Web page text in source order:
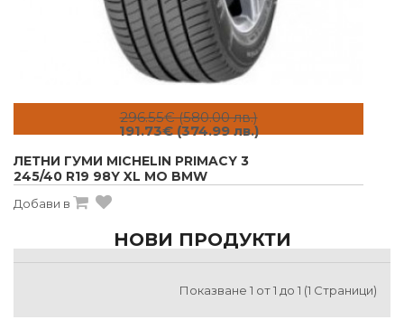
ЛЕТНИ ГУМИ MICHELIN PRIMACY 3
245/40 R19 98Y XL MO BMW
296.55€ (580.00 лв.)
191.73€ (374.99 лв.)
Добави в
Показване 1 от 1 до 1 (1 Страници)
НОВИ ПРОДУКТИ